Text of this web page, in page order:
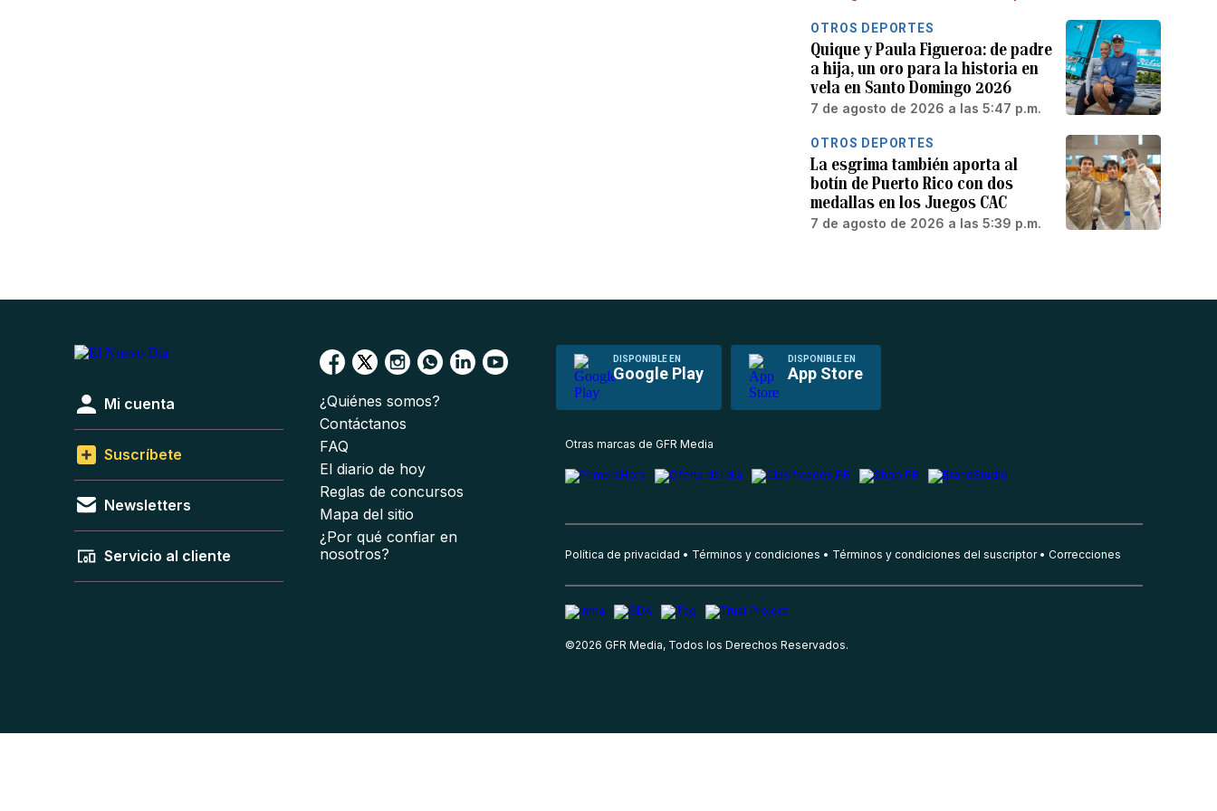
OTROS DEPORTES
Quique y Paula Figueroa: de padre
a hija, un oro para la historia en
vela en Santo Domingo 2026
7 de agosto de 2026 a las 5:47 p.m.
OTROS DEPORTES
La esgrima también aporta al
botín de Puerto Rico con dos
medallas en los Juegos CAC
7 de agosto de 2026 a las 5:39 p.m.
DISPONIBLE EN
Google Play
DISPONIBLE EN
App Store
Mi cuenta
Suscríbete
Newsletters
Servicio al cliente
¿Quiénes somos?
Contáctanos
FAQ
El diario de hoy
Reglas de concursos
Mapa del sitio
¿Por qué confiar en
nosotros?
Otras marcas de GFR Media
Política de privacidad Términos y condiciones Términos y condiciones del suscriptor Correcciones
©2026 GFR Media, Todos los Derechos Reservados.